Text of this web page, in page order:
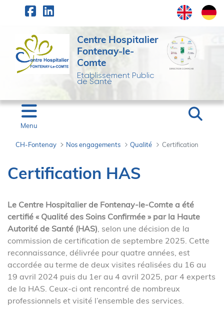
Saut au contenu principal
Centre Hospitalier
Fontenay-le-
Comte
Etablissement Public
de Santé
Menu
CH-Fontenay Nos engagements Qualité Certification
Certification - CH-
Certification HAS
Le Centre Hospitalier de Fontenay-le-Comte a été
certifié « Qualité des Soins Confirmée » par la Haute
Autorité de Santé (HAS), selon une décision de la
commission de certification de septembre 2025. Cette
reconnaissance, délivrée pour quatre années, est
accordée au terme de deux visites réalisées du 16 au
19 avril 2024 puis du 1er au 4 avril 2025, par 4 experts
de la HAS. Ceux-ci ont rencontré de nombreux
professionnels et visité l’ensemble des services.
Panneau de gestion des cookies